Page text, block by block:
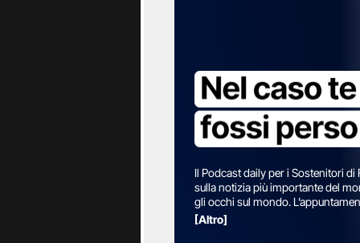
vertice. E
mostrato
molto
Chiedendo
come un
Cambio
Il Podcast daily per i Sostenitori
sulla notizia più importante del
gli occhi sul mondo.
la nostra giornalista, Annalisa
[Altro]